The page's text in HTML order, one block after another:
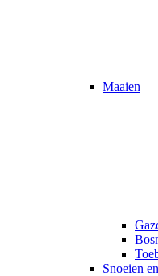
Maaien
Snoeien